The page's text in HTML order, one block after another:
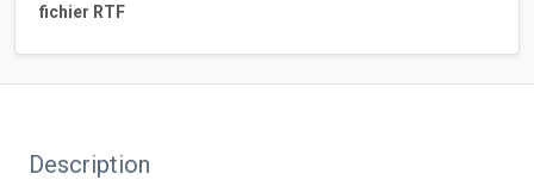
fichier RTF
Description